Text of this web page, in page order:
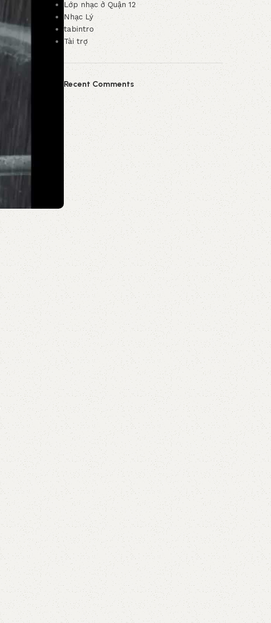
Lớp nhạc ở Quận 12
Nhạc Lý
tabintro
Tài trợ
Recent Comments